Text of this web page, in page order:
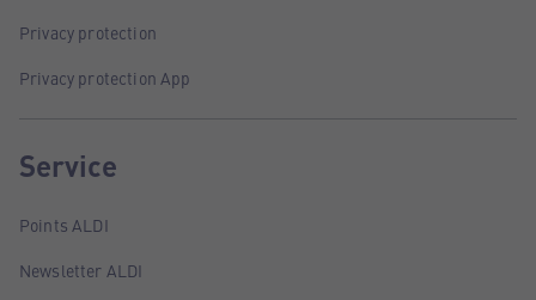
Privacy protection
Privacy protection App
Service
Points ALDI
Newsletter ALDI